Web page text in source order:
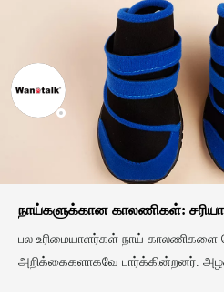
பல உரிமையாளர்கள் நாய் காலணிகளை
அறிக்கைகளாகவே பார்க்கின்றனர்.